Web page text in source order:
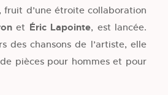
fruit d’une étroite collaboration
et Éric Lapointe, est lancée.
des chansons de l’artiste, elle
pièces pour hommes et pour